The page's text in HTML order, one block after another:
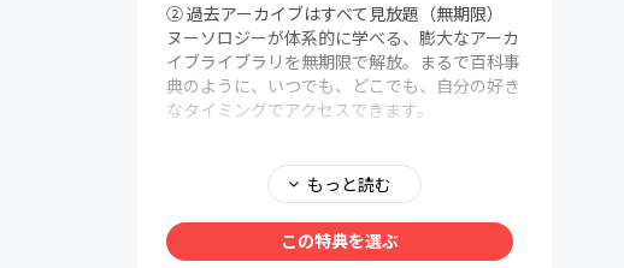
② 過去アーカイブはすべて見放題（無期限）
ヌーソロジーが体系的に学べる、膨大なアーカ
イブライブラリを無期限で解放。まるで百科事
典のように、いつでも、どこでも、自分の好き
なタイミングでアクセスできます。
メンバー同士で、深く、安心して語り合える場
を用意しました。ヌーソロジーの世界観に共鳴
する仲間たちが集う24時間オープンの対話空
間。
もっと読む
この特典を選ぶ